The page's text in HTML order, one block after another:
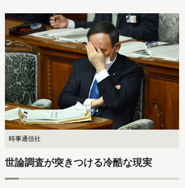
時事通信社
世論調査が突きつける冷酷な現実